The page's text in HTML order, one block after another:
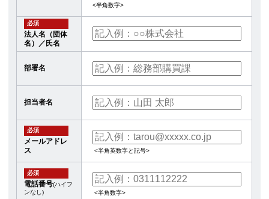
<半角数字>
必須
法人名（団体
名）／氏名
部署名
担当者名
必須
メールアドレ
ス
<半角英数字と記号>
必須
電話番号(ハイフ
ンなし)
<半角数字>